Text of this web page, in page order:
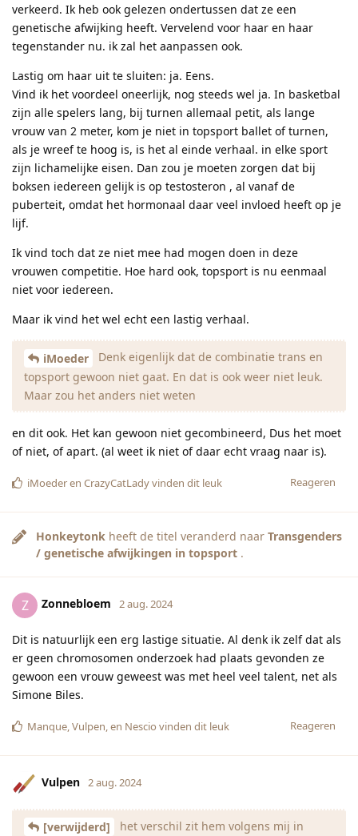
verkeerd. Ik heb ook gelezen ondertussen dat ze een
genetische afwijking heeft. Vervelend voor haar en haar
tegenstander nu. ik zal het aanpassen ook.
Lastig om haar uit te sluiten: ja. Eens.
Vind ik het voordeel oneerlijk, nog steeds wel ja. In basketbal
zijn alle spelers lang, bij turnen allemaal petit, als lange
vrouw van 2 meter, kom je niet in topsport ballet of turnen,
als je wreef te hoog is, is het al einde verhaal. in elke sport
zijn lichamelijke eisen. Dan zou je moeten zorgen dat bij
boksen iedereen gelijk is op testosteron , al vanaf de
puberteit, omdat het hormonaal daar veel invloed heeft op je
lijf.
Ik vind toch dat ze niet mee had mogen doen in deze
vrouwen competitie. Hoe hard ook, topsport is nu eenmaal
niet voor iedereen.
Maar ik vind het wel echt een lastig verhaal.
iMoeder
Denk eigenlijk dat de combinatie trans en
topsport gewoon niet gaat. En dat is ook weer niet leuk.
Maar zou het anders niet weten
en dit ook. Het kan gewoon niet gecombineerd, Dus het moet
of niet, of apart. (al weet ik niet of daar echt vraag naar is).
Reageren
iMoederen CrazyCatLadyvinden dit leuk
Honkeytonk heeft de titel veranderd naar Transgenders
/ genetische afwijkingen in topsport .
Z Zonnebloem 2 aug. 2024
Dit is natuurlijk een erg lastige situatie. Al denk ik zelf dat als
er geen chromosomen onderzoek had plaats gevonden ze
gewoon een vrouw geweest was met heel veel talent, net als
Simone Biles.
Reageren
Manque Vulpen , en Nescio vinden dit leuk
Vulpen 2 aug. 2024
[verwijderd]
het verschil zit hem volgens mij in